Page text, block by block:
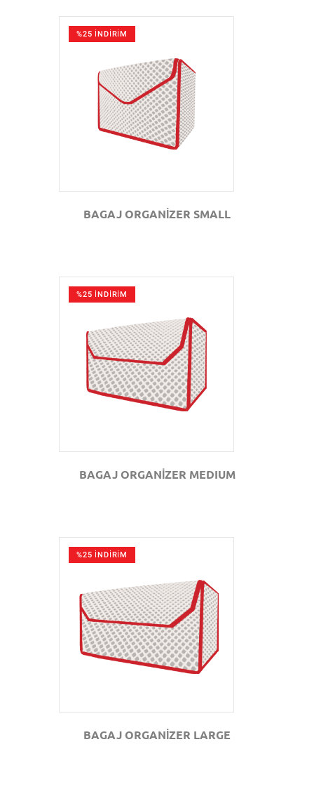
%25 İNDİRİM
GÖZAT
BAGAJ ORGANİZER SMALL
%25 İNDİRİM
GÖZAT
BAGAJ ORGANİZER MEDIUM
%25 İNDİRİM
GÖZAT
BAGAJ ORGANİZER LARGE